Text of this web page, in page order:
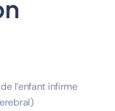
l’enfant infirme